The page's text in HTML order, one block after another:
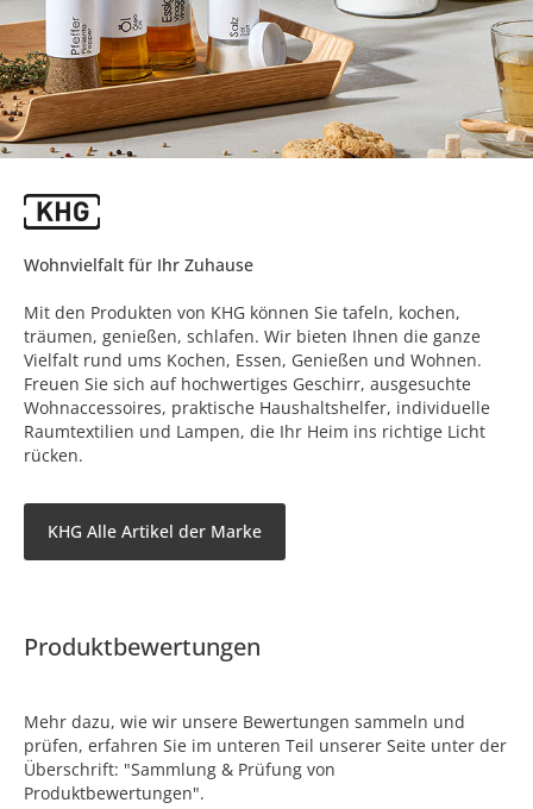
Wohnvielfalt für Ihr Zuhause
Mit den Produkten von KHG können Sie tafeln, kochen,
träumen, genießen, schlafen. Wir bieten Ihnen die ganze
Vielfalt rund ums Kochen, Essen, Genießen und Wohnen.
Freuen Sie sich auf hochwertiges Geschirr, ausgesuchte
Wohnaccessoires, praktische Haushaltshelfer, individuelle
Raumtextilien und Lampen, die Ihr Heim ins richtige Licht
rücken.
KHG Alle Artikel der Marke
Produktbewertungen
Mehr dazu, wie wir unsere Bewertungen sammeln und
prüfen, erfahren Sie im unteren Teil unserer Seite unter der
Überschrift: "Sammlung & Prüfung von
Produktbewertungen".